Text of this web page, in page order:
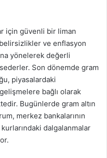
için güvenli bir liman
ve enflasyon
yönelerek değerli
Son dönemde gram
piyasalardaki
bağlı olarak
Bugünlerde gram altın
merkez bankalarının
dalgalanmalar